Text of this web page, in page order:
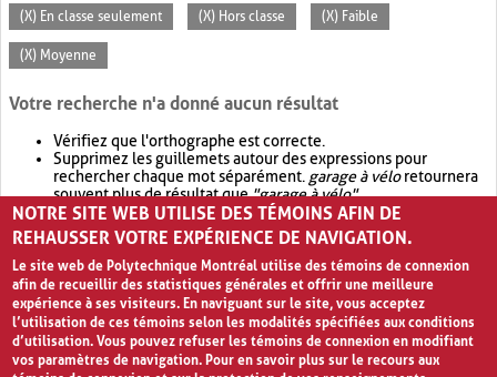
(X) En classe seulement (X) Hors classe (X) Faible
(X) Moyenne
Votre recherche n'a donné aucun résultat
Vérifiez que l'orthographe est correcte.
Supprimez les guillemets autour des expressions pour
rechercher chaque mot séparément. garage à véloretournera
souvent plus de résultat que"garage à vélo".
Envisagez d'élargir votre recherche avec OR.garage OR vélo
retournera souvent plus de résultat quegarage à vélo
NOTRE SITE WEB UTILISE DES TÉMOINS AFIN DE
REHAUSSER VOTRE EXPÉRIENCE DE NAVIGATION.
Le site web de Polytechnique Montréal utilise des témoins de connexion
afin de recueillir des statistiques générales et offrir une meilleure
expérience à ses visiteurs. En naviguant sur le site, vous acceptez
l’utilisation de ces témoins selon les modalités spécifiées aux conditions
d’utilisation. Vous pouvez refuser les témoins de connexion en modifiant
vos paramètres de navigation. Pour en savoir plus sur le recours aux